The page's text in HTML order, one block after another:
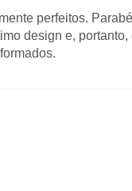
perfeitos.
design e,